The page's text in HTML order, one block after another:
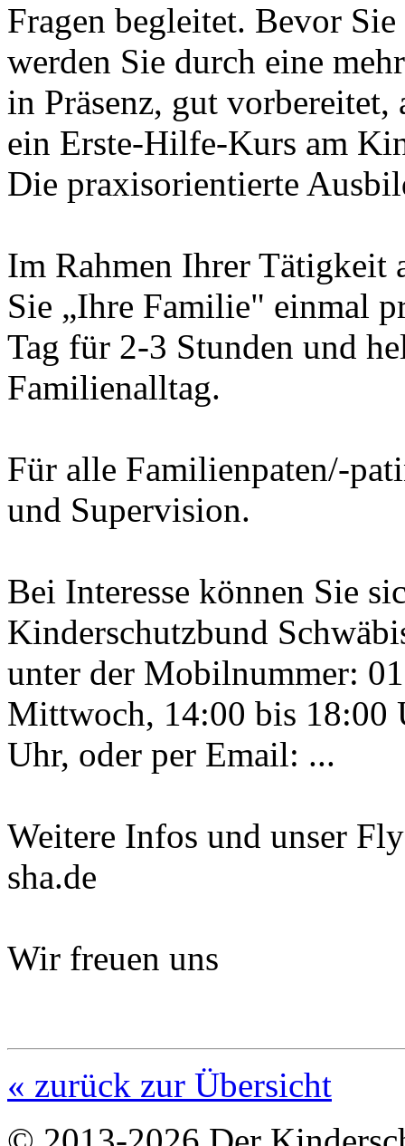
Fragen begleitet. Bevor
werden Sie durch eine
in Präsenz, gut vorbereitet,
ein Erste-Hilfe-Kurs am
Die praxisorientierte
Im Rahmen Ihrer Tätigkeit
Sie „Ihre Familie" einmal
Tag für 2-3 Stunden und
Familienalltag.
Für alle Familienpaten/-
und Supervision.
Bei Interesse können Sie
Kinderschutzbund
unter der Mobilnummer:
Mittwoch, 14:00 bis 18:00
Uhr, oder per Email: ...
Weitere Infos und unser
sha.de
Wir freuen uns
« zurück zur Übersicht